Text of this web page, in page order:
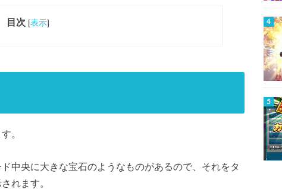
目次 [表示]
。
中央に大きな宝石のようなものがあるので、それをタ
れます。